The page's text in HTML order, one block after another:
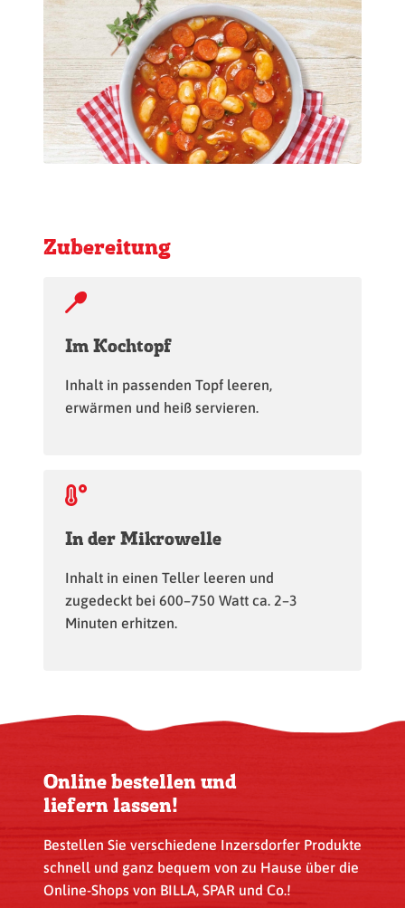
Zubereitung
Im Kochtopf
Inhalt in passenden Topf leeren,
erwärmen und heiß servieren.
In der Mikrowelle
Inhalt in einen Teller leeren und
zugedeckt bei 600–750 Watt ca. 2–3
Minuten erhitzen.
Online bestellen und
liefern lassen!
Bestellen Sie verschiedene Inzersdorfer Produkte
schnell und ganz bequem von zu Hause über die
Online-Shops von BILLA, SPAR und Co.!